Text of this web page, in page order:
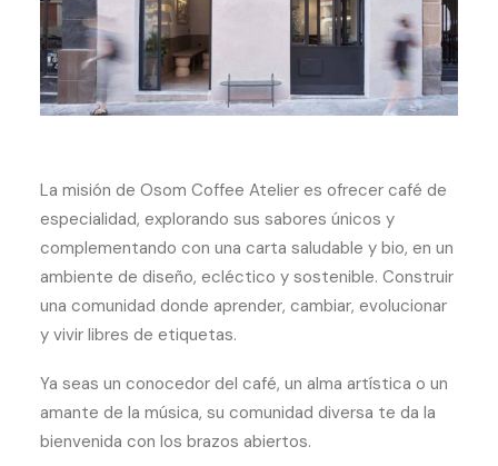
La misión de Osom Coffee Atelier es ofrecer café de
especialidad, explorando sus sabores únicos y
complementando con una carta saludable y bio, en un
ambiente de diseño, ecléctico y sostenible. Construir
una comunidad donde aprender, cambiar, evolucionar
y vivir libres de etiquetas.
Ya seas un conocedor del café, un alma artística o un
amante de la música, su comunidad diversa te da la
bienvenida con los brazos abiertos.